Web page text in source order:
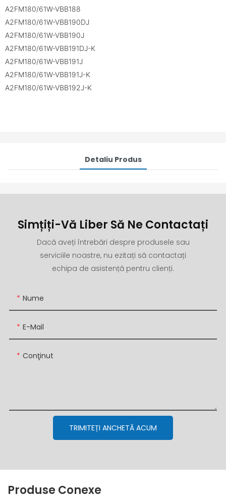
A2FM180/61W-VBB188
A2FM180/61W-VBB190DJ
A2FM180/61W-VBB190J
A2FM180/61W-VBB191DJ-K
A2FM180/61W-VBB191J
A2FM180/61W-VBB191J-K
A2FM180/61W-VBB192J-K
Detaliu Produs
Simțiți-Vă Liber Să Ne Contactați
Dacă aveți întrebări despre produsele sau
serviciile noastre, nu ezitați să contactați
echipa de asistență pentru clienți.
Nume
E-Mail
Conţinut
TRIMITEȚI ANCHETĂ ACUM
Produse Conexe